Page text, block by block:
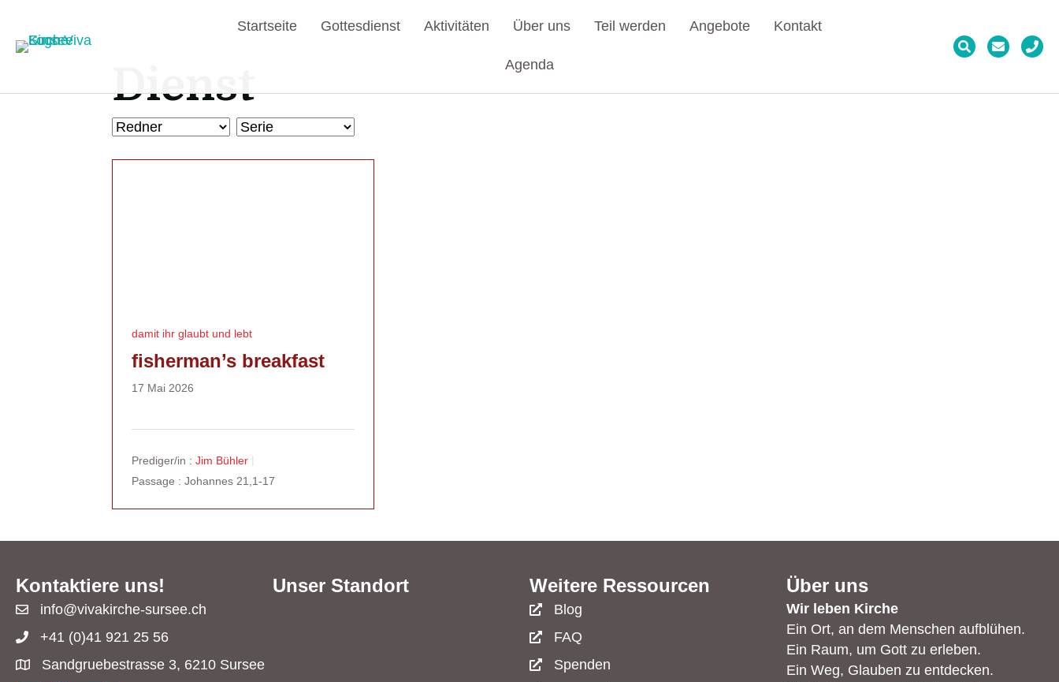
Startseite Gottesdienst Aktivitäten Über uns Teil werden Angebote Kontakt
Agenda
Dienst
damit ihr glaubt und lebt
fisherman’s breakfast
17 Mai 2026
Prediger/in : Jim Bühler
Passage : Johannes 21,1-17
Kontaktiere uns!
info@vivakirche-sursee.ch
+41 (0)41 921 25 56
Sandgruebestrasse 3, 6210 Sursee
Unser Standort Weitere Ressourcen
Blog
FAQ
Spenden
Über uns
Wir leben Kirche
Ein Ort, an dem Menschen aufblühen.
Ein Raum, um Gott zu erleben.
Ein Weg, Glauben zu entdecken.